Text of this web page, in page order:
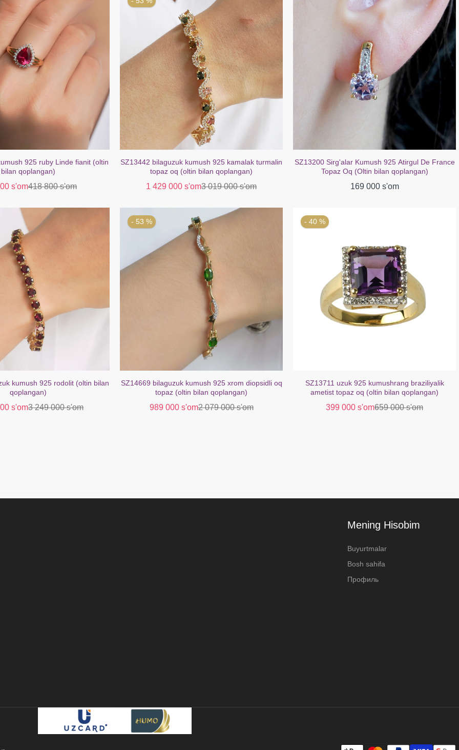
kumush 925 kamalak turmalin
(oltin bilan qoplangan)
s'om3 019 000 s'om
kumush 925 xrom diopsidli oq
bilan qoplangan)
s'om2 079 000 s'om
SZ13200 Sirg'alar Kumush 925 Atirgul De France
Topaz Oq (Oltin bilan qoplangan)
169 000 s'om
- 40 %
SZ13711 uzuk 925 kumushrang braziliyalik
ametist topaz oq (oltin bilan qoplangan)
399 000 s'om659 000 s'om
SZ16687 bilaguzuk kumush 925 Afrika ametist
fianit (oltin bilan qoplangan)
299 000 s'om489 000 s'om
- 40 %
SZ16621 bilaguzuk kumush 925 Afrika ametist
fianit (oltin bilan qoplangan)
379 000 s'om629 000 s'om
Mening Hisobim
Buyurtmalar
Bosh sahifa
Профиль